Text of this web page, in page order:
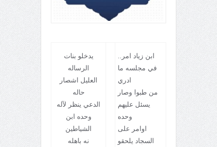
ابن زياد امر..
في مجلسه ما
ادري
من طبوا وصار
يسئل عليهم
وحده
اوامر على
السجاد يلحقو
يدخلو بنات
الرساله
العليل اشصار
حاله
الدعي ينظر لآله
وحده ابن
الشياطين
نه باهله